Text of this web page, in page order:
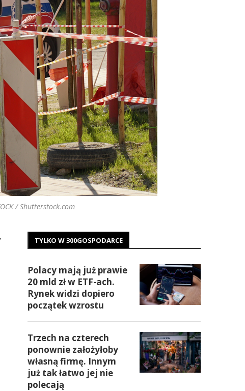
/ Shutterstock.com
TYLKO W 300GOSPODARCE
Polacy mają już prawie
20 mld zł w ETF-ach.
Rynek widzi dopiero
początek wzrostu
Trzech na czterech
ponownie założyłoby
własną firmę. Innym
już tak łatwo jej nie
polecają